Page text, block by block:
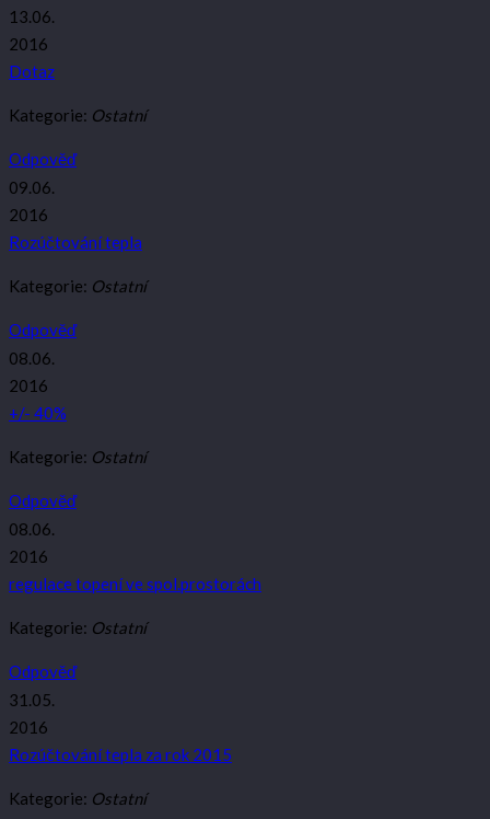
13.06.
2016
Dotaz
Kategorie: Ostatní
Odpověď
09.06.
2016
Rozúčtování tepla
Kategorie: Ostatní
Odpověď
08.06.
2016
+/- 40%
Kategorie: Ostatní
Odpověď
08.06.
2016
regulace topení ve spol.prostorách
Kategorie: Ostatní
Odpověď
31.05.
2016
Rozúčtování tepla za rok 2015
Kategorie: Ostatní